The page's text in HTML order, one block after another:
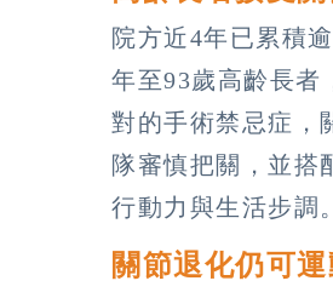
院方近4年已累積
年至93歲高齡長者
對的手術禁忌症，
隊審慎把關，並搭
行動力與生活步調。
關節退化仍可